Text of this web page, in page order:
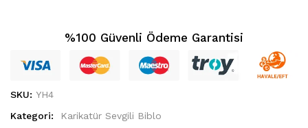
%100 Güvenli Ödeme Garantisi
SKU: YH4
Kategori:
Karikatür Sevgili Biblo